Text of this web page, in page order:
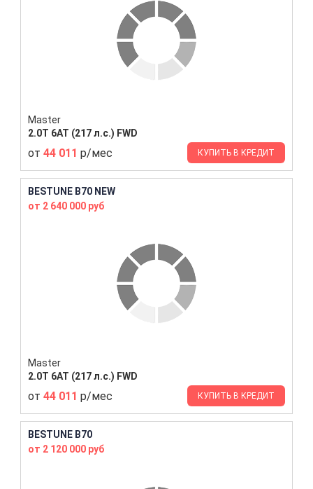
Master
2.0T 6AT (217 л.с.) FWD
от 44 011 р/мес КУПИТЬ В КРЕДИТ
BESTUNE B70 NEW
от 2 640 000 руб
Master
2.0T 6AT (217 л.с.) FWD
от 44 011 р/мес КУПИТЬ В КРЕДИТ
BESTUNE B70
от 2 120 000 руб